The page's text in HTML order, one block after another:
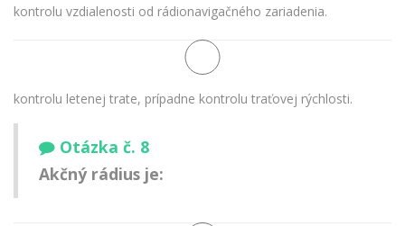
kontrolu vzdialenosti od rádionavigačného zariadenia.
kontrolu letenej trate, prípadne kontrolu traťovej rýchlosti.
Otázka č. 8
Akčný rádius je: